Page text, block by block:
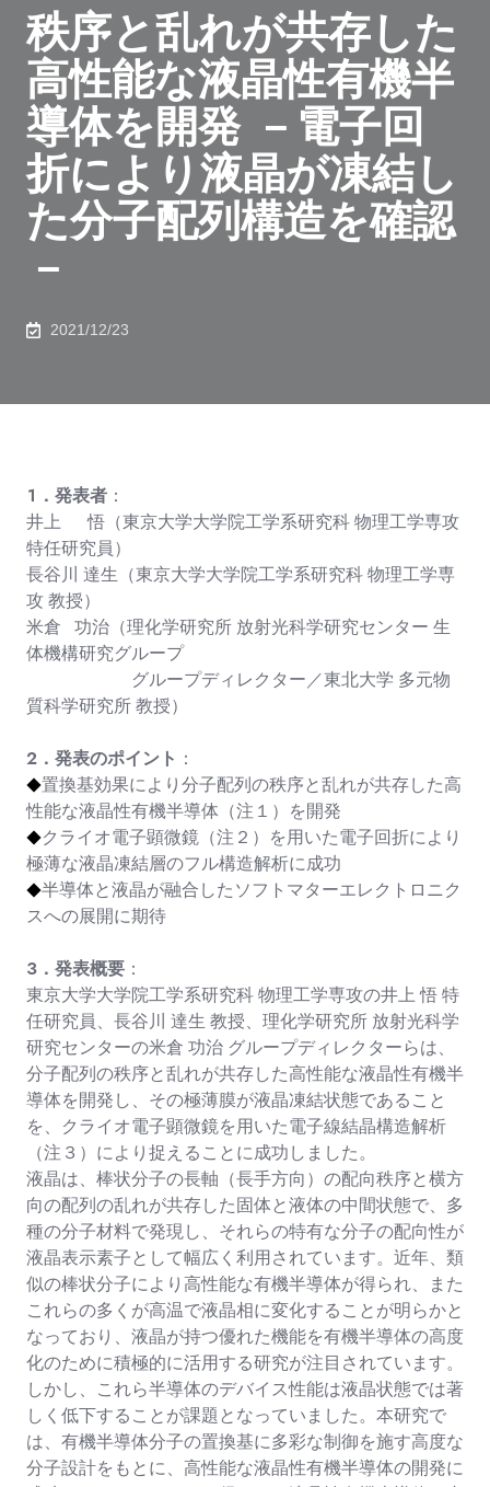
秩序と乱れが共存した
高性能な液晶性有機半
導体を開発 －電子回
折により液晶が凍結し
た分子配列構造を確認
－
2021/12/23
１．発表者 ：
井上 悟（東京大学大学院工学系研究科 物理工学専攻
特任研究員）
長谷川 達生（東京大学大学院工学系研究科 物理工学専
攻 教授）
米倉 功治（理化学研究所 放射光科学研究センター 生
体機構研究グループ
グループディレクター／東北大学 多元物
質科学研究所 教授）
２．発表のポイント ：
◆置換基効果により分子配列の秩序と乱れが共存した高
性能な液晶性有機半導体（注１）を開発
◆クライオ電子顕微鏡（注２）を用いた電子回折により
極薄な液晶凍結層のフル構造解析に成功
◆半導体と液晶が融合したソフトマターエレクトロニク
スへの展開に期待
３．発表概要 ：
東京大学大学院工学系研究科 物理工学専攻の井上 悟 特
任研究員、長谷川 達生 教授、理化学研究所 放射光科学
研究センターの米倉 功治 グループディレクターらは、
分子配列の秩序と乱れが共存した高性能な液晶性有機半
導体を開発し、その極薄膜が液晶凍結状態であること
を、クライオ電子顕微鏡を用いた電子線結晶構造解析
（注３）により捉えることに成功しました。
液晶は、棒状分子の長軸（長手方向）の配向秩序と横方
向の配列の乱れが共存した固体と液体の中間状態で、多
種の分子材料で発現し、それらの特有な分子の配向性が
液晶表示素子として幅広く利用されています。近年、類
似の棒状分子により高性能な有機半導体が得られ、また
これらの多くが高温で液晶相に変化することが明らかと
なっており、液晶が持つ優れた機能を有機半導体の高度
化のために積極的に活用する研究が注目されています。
しかし、これら半導体のデバイス性能は液晶状態では著
しく低下することが課題となっていました。本研究で
は、有機半導体分子の置換基に多彩な制御を施す高度な
分子設計をもとに、高性能な液晶性有機半導体の開発に